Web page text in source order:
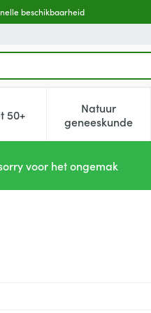
beschikbaarheid
categorieen kinderen
50+submenu voor Vitaliteit
Natuur
geneeskunde
Toon
voor het ongemak